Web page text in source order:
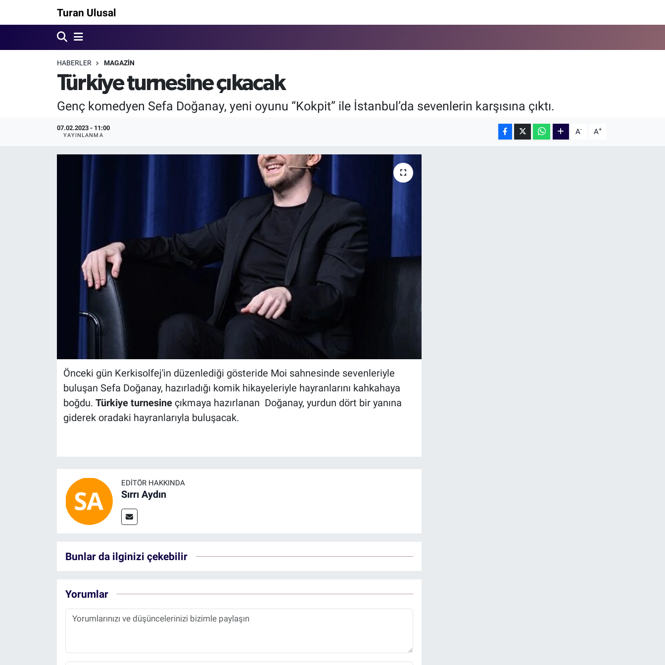
Turan Ulusal
HABERLER MAGAZİN
Türkiye turnesine çıkacak
Genç komedyen Sefa Doğanay, yeni oyunu “Kokpit” ile İstanbul’da sevenlerin karşısına çıktı.
07.02.2023 - 11:00
YAYINLANMA A- A+
Önceki gün Kerkisolfej'in düzenlediği gösteride Moi sahnesinde sevenleriyle
buluşan Sefa Doğanay, hazırladığı komik hikayeleriyle hayranlarını kahkahaya
boğdu. Türkiye turnesine çıkmaya hazırlanan Doğanay, yurdun dört bir yanına
giderek oradaki hayranlarıyla buluşacak.
EDITÖR HAKKINDA
Sırrı Aydın
Bunlar da ilginizi çekebilir
Yorumlar